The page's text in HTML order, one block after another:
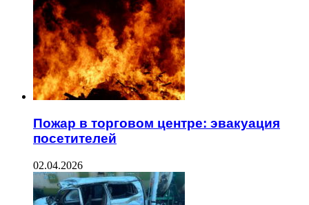
Пожар в торговом центре: эвакуация
посетителей
02.04.2026